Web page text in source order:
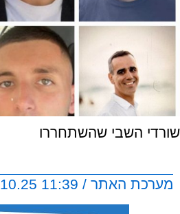
שורדי השבי שהשתחררו
מערכת האתר / 11:39 13.10.25